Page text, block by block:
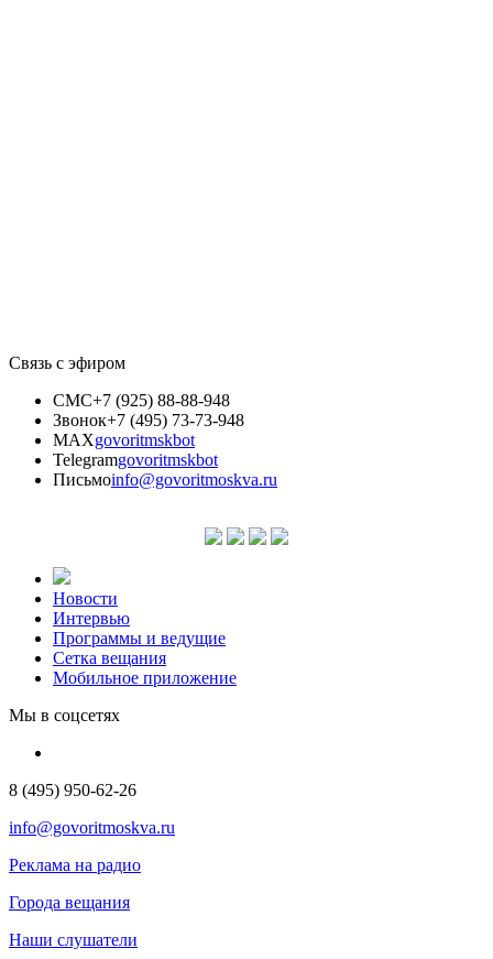
Связь с эфиром
СМС+7 (925) 88-88-948
Звонок+7 (495) 73-73-948
MAXgovoritmskbot
Telegramgovoritmskbot
Письмоinfo@govoritmoskva.ru
Новости
Интервью
Программы и ведущие
Сетка вещания
Мобильное приложение
Мы в соцсетях
8 (495) 950-62-26
info@govoritmoskva.ru
Реклама на радио
Города вещания
Наши слушатели